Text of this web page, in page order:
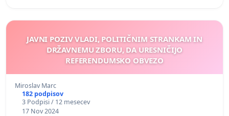
JAVNI POZIV VLADI, POLITIČNIM STRANKAM IN
DRŽAVNEMU ZBORU, DA URESNIČIJO
REFERENDUMSKO OBVEZO
Miroslav Marc
182 podpisov
3 Podpisi / 12 mesecev
17 Nov 2024